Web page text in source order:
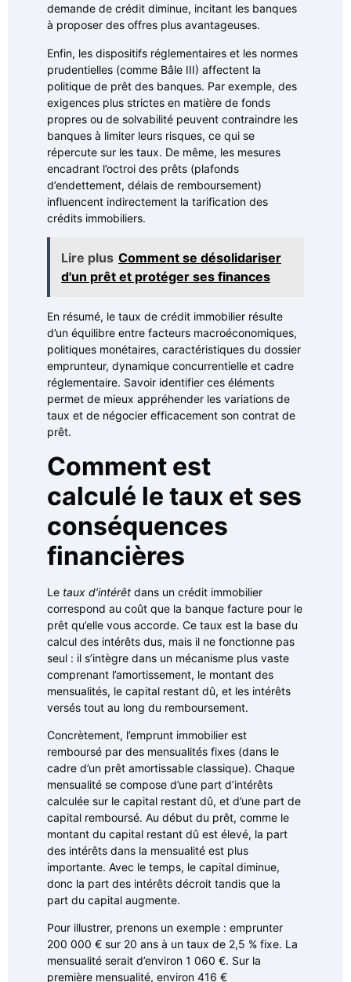
demande de crédit diminue, incitant les banques
à proposer des offres plus avantageuses.
Enfin, les dispositifs réglementaires et les normes
prudentielles (comme Bâle III) affectent la
politique de prêt des banques. Par exemple, des
exigences plus strictes en matière de fonds
propres ou de solvabilité peuvent contraindre les
banques à limiter leurs risques, ce qui se
répercute sur les taux. De même, les mesures
encadrant l’octroi des prêts (plafonds
d’endettement, délais de remboursement)
influencent indirectement la tarification des
crédits immobiliers.
Lire plus Comment se désolidariser
d'un prêt et protéger ses finances
En résumé, le taux de crédit immobilier résulte
d’un équilibre entre facteurs macroéconomiques,
politiques monétaires, caractéristiques du dossier
emprunteur, dynamique concurrentielle et cadre
réglementaire. Savoir identifier ces éléments
permet de mieux appréhender les variations de
taux et de négocier efficacement son contrat de
prêt.
Comment est
calculé le taux et ses
conséquences
financières
Le taux d’intérêt dans un crédit immobilier
correspond au coût que la banque facture pour le
prêt qu’elle vous accorde. Ce taux est la base du
calcul des intérêts dus, mais il ne fonctionne pas
seul : il s’intègre dans un mécanisme plus vaste
comprenant l’amortissement, le montant des
mensualités, le capital restant dû, et les intérêts
versés tout au long du remboursement.
Concrètement, l’emprunt immobilier est
remboursé par des mensualités fixes (dans le
cadre d’un prêt amortissable classique). Chaque
mensualité se compose d’une part d’intérêts
calculée sur le capital restant dû, et d’une part de
capital remboursé. Au début du prêt, comme le
montant du capital restant dû est élevé, la part
des intérêts dans la mensualité est plus
importante. Avec le temps, le capital diminue,
donc la part des intérêts décroit tandis que la
part du capital augmente.
Pour illustrer, prenons un exemple : emprunter
200 000 € sur 20 ans à un taux de 2,5 % fixe. La
mensualité serait d’environ 1 060 €. Sur la
première mensualité, environ 416 €